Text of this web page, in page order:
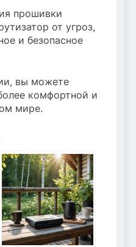
прошивки
от угроз,
и безопасное
вы можете
комфортной и
мире.